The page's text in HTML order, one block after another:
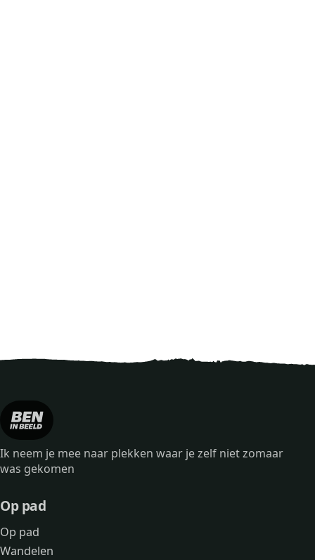
Ik neem je mee naar plekken waar je zelf niet zomaar
was gekomen
Op pad
Op pad
Wandelen